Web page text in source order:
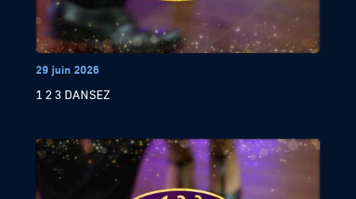
29 juin 2026
1 2 3 DANSEZ